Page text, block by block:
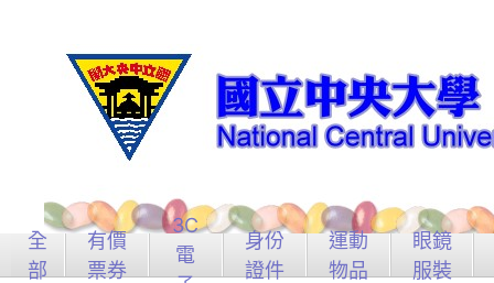
全
部
有價
票券
3C
電
身份
證件
運動
物品
眼鏡
服裝